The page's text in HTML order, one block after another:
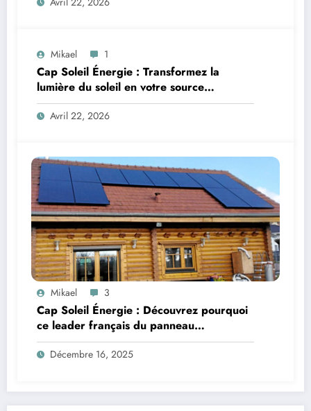
Mikael 1
Cap Soleil Énergie : Transformez la
lumière du soleil en votre source
d’énergie incontournable grâce à
l’expertise photovoltaïque
Avril 22, 2026
Mikael 3
Cap Soleil Énergie : Découvrez pourquoi
ce leader français du panneau
photovoltaïque fait la différence
Décembre 16, 2025